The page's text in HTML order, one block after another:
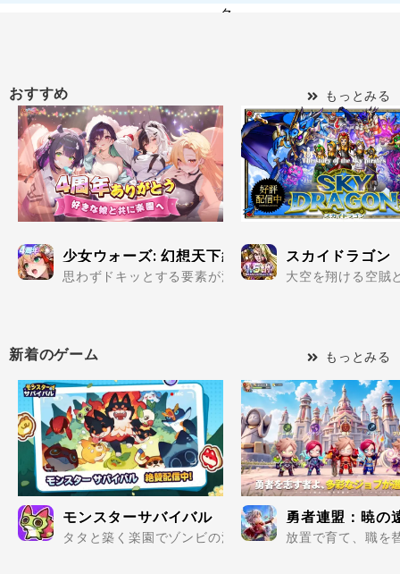
おすすめ もっとみる
少女ウォーズ: 幻想天下統一戦
思わずドキッとする要素が満載の美少女だらけで楽し
スカイドラゴン
大空を翔ける空賊
新着のゲーム もっとみる
モンスターサバイバル
タタと築く楽園でゾンビの波を迎え撃て..
勇者連盟：暁の
放置で育て、職を